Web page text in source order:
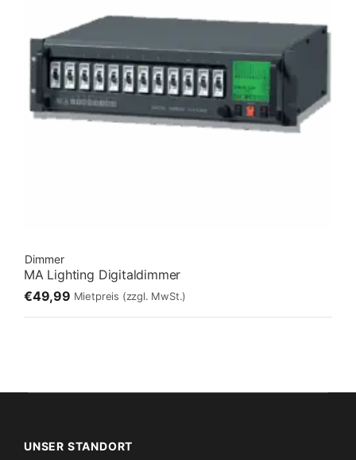
Dimmer
MA Lighting Digitaldimmer
€49,99 Mietpreis (zzgl. MwSt.)
UNSER STANDORT